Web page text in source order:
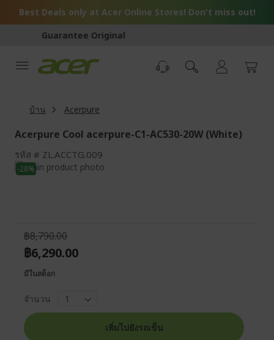
Best Deals only at Acer Online Stores! Don't miss out!
บ้าน Acerpure
Acerpure Cool acerpure-C1-AC530-20W (White)
รหัส ZL.ACCTG.009
Skip
to
images
gallery
-28%
Skip
the
images
฿8,790.00
฿6,290.00
มีในสต็อก
จำนวน
เพิ่มไปยังรถเข็น